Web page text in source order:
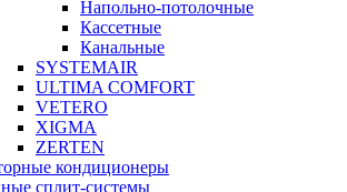
Напольно-потолочные
Кассетные
Канальные
SYSTEMAIR
ULTIMA COMFORT
VETERO
XIGMA
ZERTEN
кондиционеры
сплит-системы